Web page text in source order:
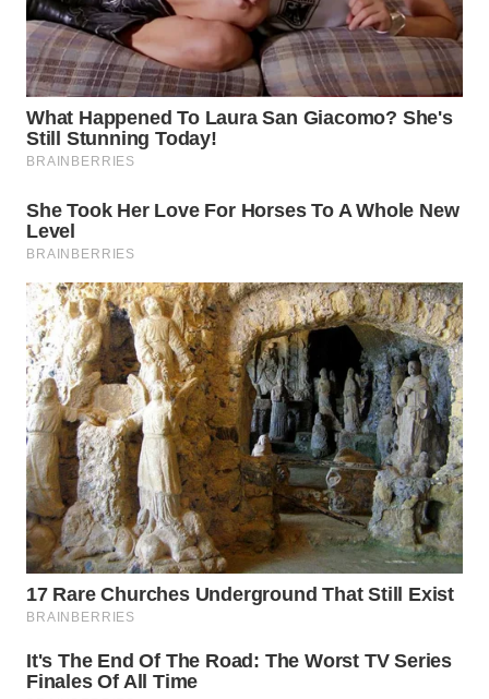
WN
CIANJUR
WN
KEPULAUAN
SERIBU
WN
TANGERANG
WN
BINJAI
WN
CIREBON
WN
INDRAMAYU
WN
KUNINGAN
WN
WN